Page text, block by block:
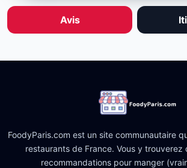
Avis
FoodyParis.com est un site communautaire
restaurants de France. Vous y trouverez
recommandations pour manger